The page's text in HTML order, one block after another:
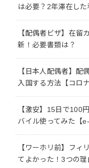
は必要？2年滞在した
【配偶者ビザ】在留
新！必要書類は？
【日本人配偶者】配
入国する方法【コロナ
【激安】15日で100
バイル使ってみた【e-
【ワーホリ前】フィ
てよかった！3つの理